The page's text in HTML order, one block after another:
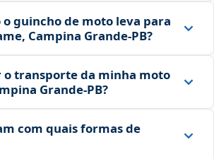
guincho de moto leva para
Campina Grande‑PB?
o transporte da minha moto
Grande‑PB?
com quais formas de